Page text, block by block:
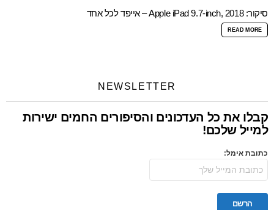
סיקור: Apple iPad 9.7-inch, 2018 – אייפד לכל אחד
READ MORE
NEWSLETTER
קבלו את כל העדכונים והסיפורים החמים ישירות
למייל שלכם!
כתובת אימל: